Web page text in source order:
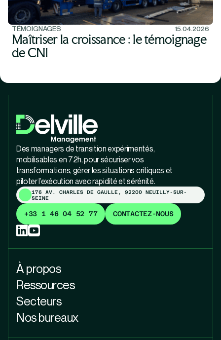
TÉMOIGNAGES 15.04.2026
Maîtriser la croissance : le témoignage
de CNI
Des managers de transition expérimentés,
mobilisables en 72h, pour sécuriser vos
transformations, gérer les situations critiques et
piloter l’exécution avec rapidité et sérénité.
176 AV. CHARLES DE GAULLE, 92200 NEUILLY-SUR-
SEINE
+33 1 46 04 52 77 CONTACTEZ-NOUS
À propos
Ressources
Secteurs
Nos bureaux